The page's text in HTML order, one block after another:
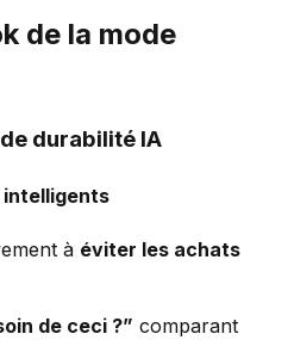
de la mode
durabilité IA
intelligents
à éviter les achats
de ceci ?” comparant